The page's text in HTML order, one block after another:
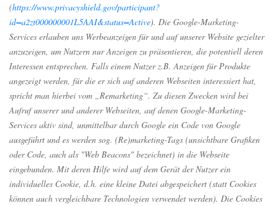
(https://www.privacyshield.gov/participant?
id=a2zt000000001L5AAI&status=Active). Die Google-Marketing-
Services erlauben uns Werbeanzeigen für und auf unserer Website gezielter
anzuzeigen, um Nutzern nur Anzeigen zu präsentieren, die potentiell deren
Interessen entsprechen. Falls einem Nutzer z.B. Anzeigen für Produkte
angezeigt werden, für die er sich auf anderen Webseiten interessiert hat,
spricht man hierbei vom „Remarketing“. Zu diesen Zwecken wird bei
Aufruf unserer und anderer Webseiten, auf denen Google-Marketing-
Services aktiv sind, unmittelbar durch Google ein Code von Google
ausgeführt und es werden sog. (Re)marketing-Tags (unsichtbare Grafiken
oder Code, auch als "Web Beacons" bezeichnet) in die Webseite
eingebunden. Mit deren Hilfe wird auf dem Gerät der Nutzer ein
individuelles Cookie, d.h. eine kleine Datei abgespeichert (statt Cookies
können auch vergleichbare Technologien verwendet werden). Die Cookies